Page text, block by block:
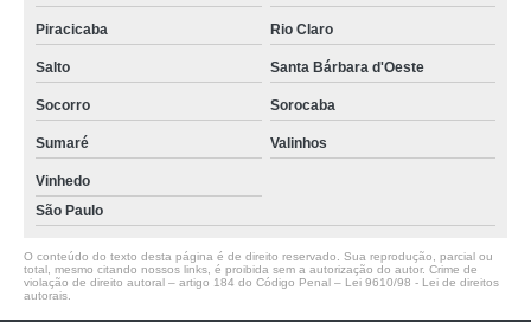
Piracicaba Rio Claro
Salto Santa Bárbara d'Oeste
Socorro Sorocaba
Sumaré Valinhos
Vinhedo
São Paulo
O conteúdo do texto desta página é de direito reservado. Sua reprodução, parcial ou
total, mesmo citando nossos links, é proibida sem a autorização do autor. Crime de
violação de direito autoral – artigo 184 do Código Penal – Lei 9610/98 - Lei de direitos
autorais